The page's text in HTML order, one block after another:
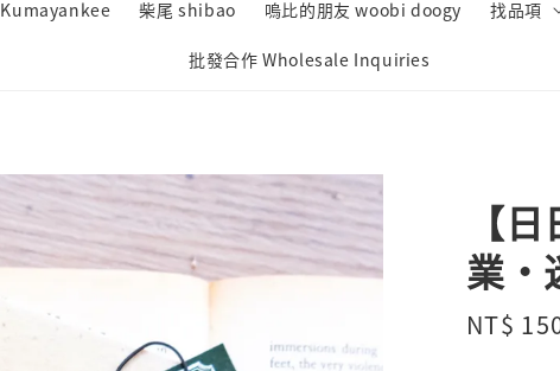
Kumayankee 柴尾 shibao 嗚比的朋友 woobi doogy 找品項
批發合作 Wholesale Inquiries
【
業・
NT$